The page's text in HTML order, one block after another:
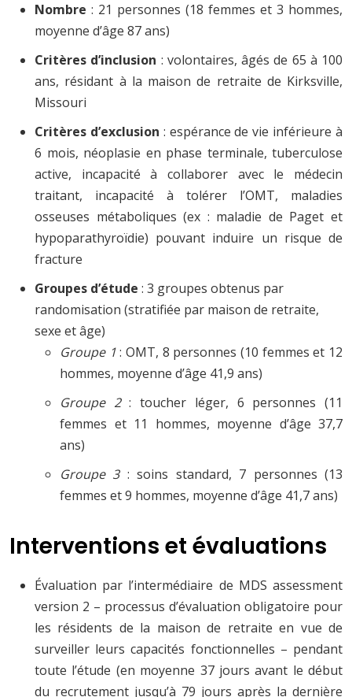
Nombre : 21 personnes (18 femmes et 3 hommes,
moyenne d’âge 87 ans)
Critères d’inclusion : volontaires, âgés de 65 à 100
ans, résidant à la maison de retraite de Kirksville,
Missouri
Critères d’exclusion : espérance de vie inférieure à
6 mois, néoplasie en phase terminale, tuberculose
active, incapacité à collaborer avec le médecin
traitant, incapacité à tolérer l’OMT, maladies
osseuses métaboliques (ex : maladie de Paget et
hypoparathyroïdie) pouvant induire un risque de
fracture
Groupes d’étude : 3 groupes obtenus par
randomisation (stratifiée par maison de retraite,
sexe et âge)
Groupe 1: OMT, 8 personnes (10 femmes et 12
hommes, moyenne d’âge 41,9 ans)
Groupe 2: toucher léger, 6 personnes (11
femmes et 11 hommes, moyenne d’âge 37,7
ans)
Groupe 3: soins standard, 7 personnes (13
femmes et 9 hommes, moyenne d’âge 41,7 ans)
Interventions et évaluations
Évaluation par l’intermédiaire de MDS assessment
version 2 – processus d’évaluation obligatoire pour
les résidents de la maison de retraite en vue de
surveiller leurs capacités fonctionnelles – pendant
toute l’étude (en moyenne 37 jours avant le début
du recrutement jusqu’à 79 jours après la dernière